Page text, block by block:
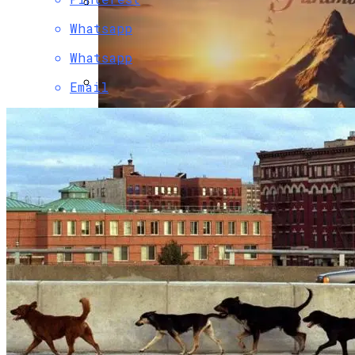
Гаражные Ворота Рольставни
Двухэтажный Дом: Подготовительный
Этап Строительства, Основные Этапы
Возведения
Обновлённый Apple Mac Pro — Обзор
Рабочей Станции C Потрясающей
Конструкции И Мощностью
Paramount Получит Права На
Трансляцию UFC В США За $7,7 Млрд
Whatsapp
Whatsapp
Email